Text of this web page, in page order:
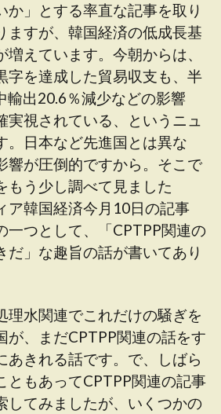
か」とする率直な記事を取り
ますが、韓国経済の低成長基
えています。今朝からは、
字を達成した貿易収支も、半
輸出20.6％減少などの影響
実視されている、というニュ
。日本など先進国とは異な
響が圧倒的ですから。そこで
もう少し調べて見ました
ア韓国経済今月10日の記事
一つとして、「CPTPP関連の
だ」な趣旨の話が書いてあり
理水関連でこれだけの騒ぎを
が、まだCPTPP関連の話をす
あきれる話です。で、しばら
ともあってCPTPP関連の記事
してみましたが、いくつかの